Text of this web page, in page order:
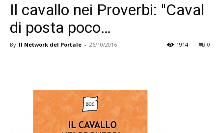
Il cavallo nei Proverbi: "Caval
di posta poco…
By Il Network del Portale - 26/10/2016 0
1914